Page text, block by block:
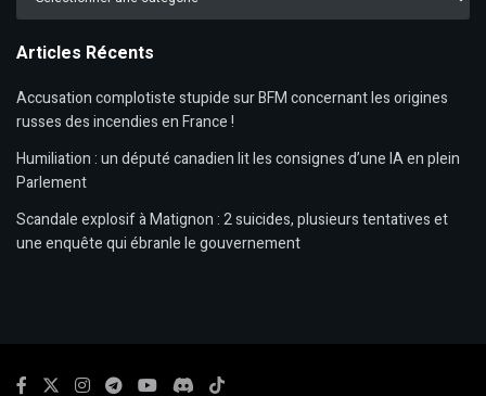
Articles Récents
Accusation complotiste stupide sur BFM concernant les origines
russes des incendies en France !
Humiliation : un député canadien lit les consignes d’une IA en plein
Parlement
Scandale explosif à Matignon : 2 suicides, plusieurs tentatives et
une enquête qui ébranle le gouvernement